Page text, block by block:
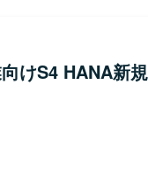
応じて自律的に課題を抽
方にマッチするポジショ
クトに上流工程から関
を幅広く経験できます
SAP案件におけるリー
けS4 HANA新